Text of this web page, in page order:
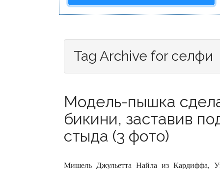
Tag Archive for селфи
Модель-пышка
бикини, заставив
стыда (3 фото)
Мишель Джульетта Найла из Кардиффа,